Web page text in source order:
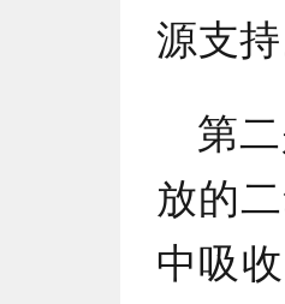
源支持
第
放的
中吸